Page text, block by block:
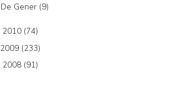
De Gener (9)
2010 (74)
2009 (233)
2008 (91)